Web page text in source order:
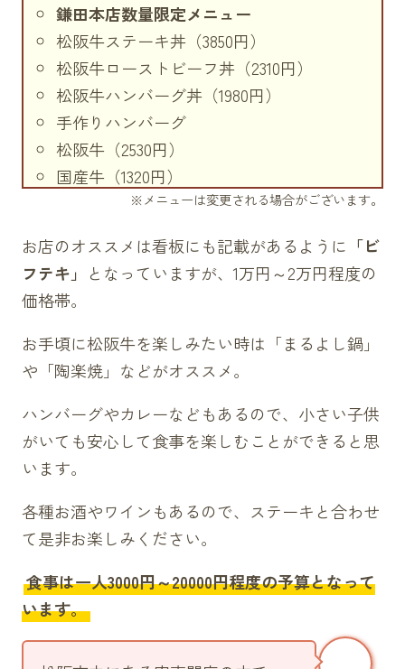
鎌田本店数量限定メニュー
松阪牛ステーキ丼（3850円）
松阪牛ローストビーフ丼（2310円）
松阪牛ハンバーグ丼（1980円）
手作りハンバーグ
松阪牛（2530円）
国産牛（1320円）
松阪牛ビフカツ（3200円）
松阪牛お子様ランチ（2500円）
松阪牛カレーライス（1870円）
松阪牛どて煮丼（1320円）
肉屋のとんかつ（1200円）
海老フライ（2200円）
玉子丼（500円）
ライス大盛り（+55円）
ステーキ
松阪牛ロース芯だけステーキ（20900円）
松阪牛ヒレステーキ
150g（13750円）
100g（9900円）
松阪牛ロースステーキ
250g（18700円）
200g（15180円）
※メニューは変更される場合がございます。
お店のオススメは看板にも記載があるように 「ビ
フテキ」 となっていますが、1万円～2万円程度の
価格帯。
お手頃に松阪牛を楽しみたい時は「まるよし鍋」
や「陶楽焼」などがオススメ。
ハンバーグやカレーなどもあるので、小さい子供
がいても安心して食事を楽しむことができると思
います。
各種お酒やワインもあるので、ステーキと合わせ
て是非お楽しみください。
食事は一人3000円～20000円程度の予算となって
います。